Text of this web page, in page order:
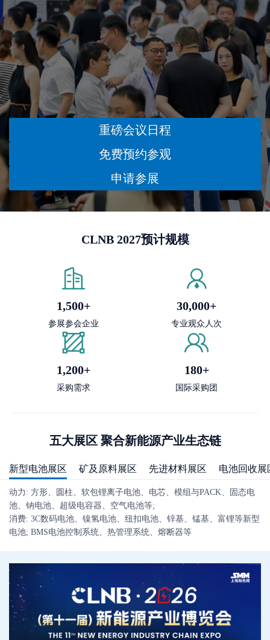
重磅会议日程
免费预约参观
申请参展
CLNB 2027预计规模
1,500+
参展参会企业
30,000+
专业观众人次
1,200+
采购需求
180+
国际采购团
五大展区 聚合新能源产业生态链
新型电池展区 矿及原料展区 先进材料展区 电池回收展
动力: 方形、圆柱、软包锂离子电池、电芯、模组与PACK、固态电
池、钠电池、超级电容器、空气电池等;
消费: 3C数码电池、镍氢电池、纽扣电池、锌基、锰基、富锂等新型
电池; BMS电池控制系统、热管理系统、熔断器等